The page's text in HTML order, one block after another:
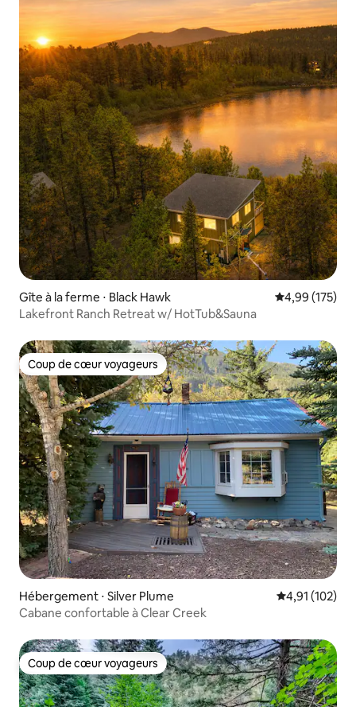
Gîte à la ferme ⋅ Black Hawk Évaluation
4,99 (175)
Lakefront Ranch Retreat w/ HotTub&Sauna
Coup de cœur voyageurs
Coup de cœur voyageurs
Hébergement ⋅ Silver Plume Évaluation
4,91 (102)
Cabane confortable à Clear Creek
Coup de cœur voyageurs
Coup de cœur voyageurs